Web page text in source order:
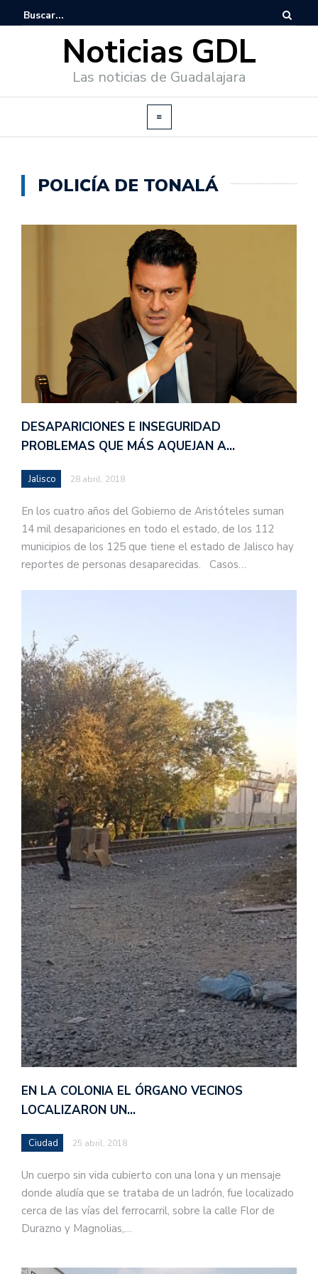
Noticias GDL
Las noticias de Guadalajara
POLICÍA DE TONALÁ
DESAPARICIONES E INSEGURIDAD
PROBLEMAS QUE MÁS AQUEJAN A…
Jalisco 28 abril, 2018
En los cuatro años del Gobierno de Aristóteles suman
14 mil desapariciones en todo el estado, de los 112
municipios de los 125 que tiene el estado de Jalisco hay
reportes de personas desaparecidas. Casos…
EN LA COLONIA EL ÓRGANO VECINOS
LOCALIZARON UN…
Ciudad 25 abril, 2018
Un cuerpo sin vida cubierto con una lona y un mensaje
donde aludía que se trataba de un ladrón, fue localizado
cerca de las vías del ferrocarril, sobre la calle Flor de
Durazno y Magnolias,…